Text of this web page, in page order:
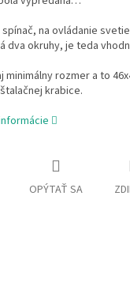
spínač, na ovládanie
dva okruhy, je teda
minimálny rozmer a to
krabice.
OPÝTAŤ SA